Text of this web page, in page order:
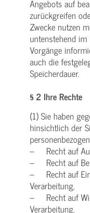
Angebots auf
zurückgreifen
Zwecke nutzen
untenstehend
Vorgänge
auch die
Speicherdauer.
§ 2 Ihre Rechte
(1) Sie haben
hinsichtlich der
– Recht auf
– Recht auf
– Recht auf
Verarbeitung,
– Recht auf
Verarbeitung,